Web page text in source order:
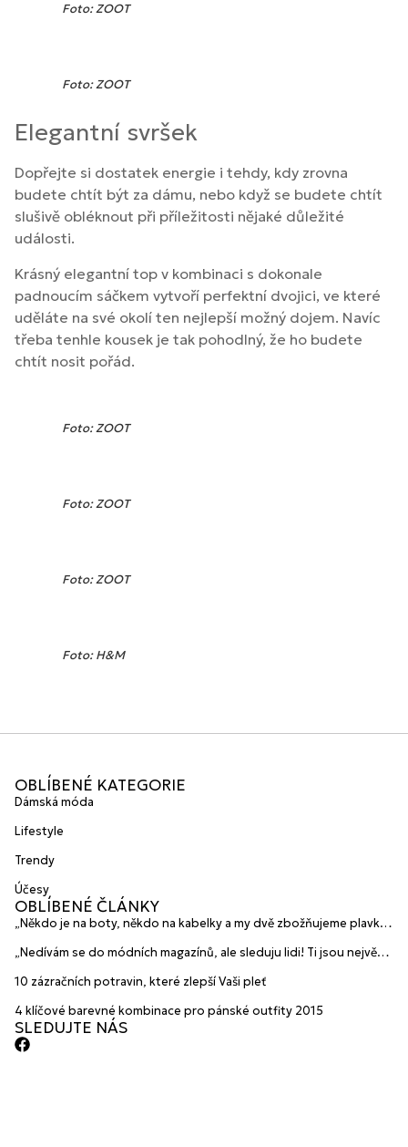
Foto: ZOOT
Foto: ZOOT
Elegantní svršek
Dopřejte si dostatek energie i tehdy, kdy zrovna
budete chtít být za dámu, nebo když se budete chtít
slušivě obléknout při příležitosti nějaké důležité
události.
Krásný elegantní top v kombinaci s dokonale
padnoucím sáčkem vytvoří perfektní dvojici, ve které
uděláte na své okolí ten nejlepší možný dojem. Navíc
třeba tenhle kousek je tak pohodlný, že ho budete
chtít nosit pořád.
Foto: ZOOT
Foto: ZOOT
Foto: ZOOT
Foto: H&M
OBLÍBENÉ KATEGORIE
Dámská móda
Lifestyle
Trendy
Účesy
OBLÍBENÉ ČLÁNKY
„Někdo je na boty, někdo na kabelky a my dvě zbožňujeme plavky“
HANAJANA Swimwear
„Nedívám se do módních magazínů, ale sleduju lidi! Ti jsou největší
10 zázračních potravin, které zlepší Vaši pleť
4 klíčové barevné kombinace pro pánské outfity 2015
SLEDUJTE NÁS